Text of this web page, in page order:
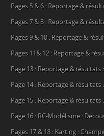
Pages 5 & 6 : Reportage &
Pages 7 & 8 : Reportage &
Pages 9 & 10 : Reportage &
Pages 11& 12 : Reportage &
Page 13 : Reportage & résultats
Page 14 : Reportage &
Page 15 : Reportage & résultats
Page 16 : RC-Modélisme :
Pages 17 & 18 : Karting :